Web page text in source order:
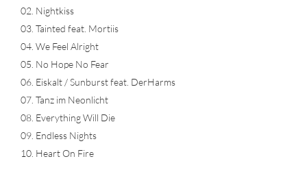
02. Nightkiss
03. Tainted feat. Mortiis
04. We Feel Alright
05. No Hope No Fear
06. Eiskalt / Sunburst feat. DerHarms
07. Tanz im Neonlicht
08. Everything Will Die
09. Endless Nights
10. Heart On Fire